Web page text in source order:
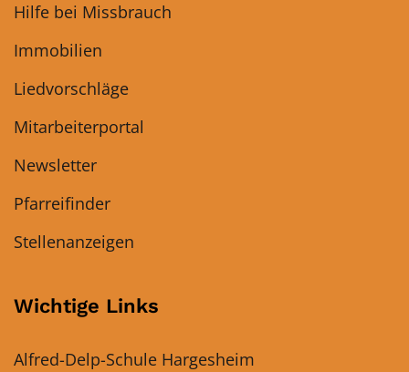
Hilfe bei Missbrauch
Immobilien
Liedvorschläge
Mitarbeiterportal
Newsletter
Pfarreifinder
Stellenanzeigen
Wichtige Links
Alfred-Delp-Schule Hargesheim